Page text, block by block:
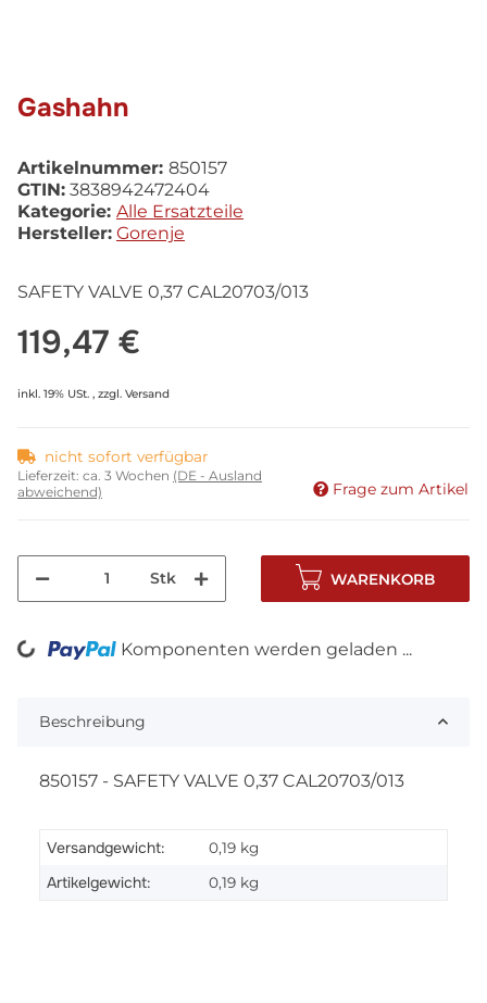
Gashahn
Artikelnummer: 850157
GTIN: 3838942472404
Kategorie: Alle Ersatzteile
Hersteller: Gorenje
SAFETY VALVE 0,37 CAL20703/013
119,47 €
inkl. 19% USt. , zzgl. Versand
nicht sofort verfügbar
Lieferzeit: ca. 3 Wochen (DE - Ausland
abweichend)
Frage zum Artikel
Stk WARENKORB
Loading... Komponenten werden geladen ...
Beschreibung
850157 - SAFETY VALVE 0,37 CAL20703/013
Versandgewicht: 0,19 kg
Artikelgewicht: 0,19 kg